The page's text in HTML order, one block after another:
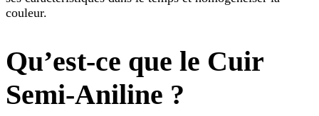
couleur.
Qu’est-ce que le Cuir
Semi-Aniline ?